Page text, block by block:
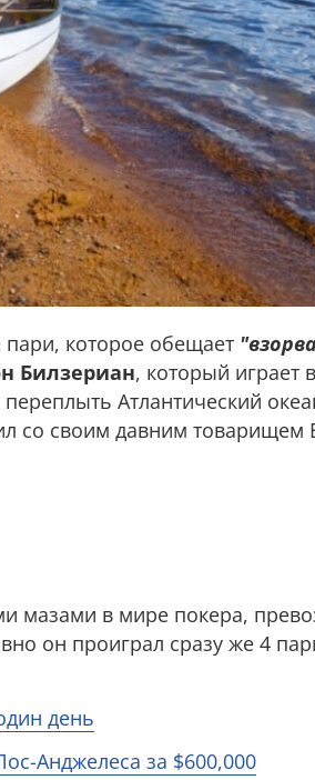
которое обещает
Билзериан, который играет
Атлантический
со своим давним товарищем
мазами в мире покера,
он проиграл сразу же 4
день
Анджелеса за $600,000